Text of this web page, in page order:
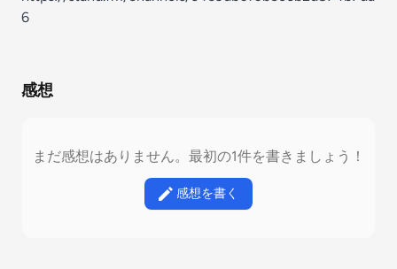
6
感想
まだ感想はありません。最初の1件を書きましょう！
感想を書く